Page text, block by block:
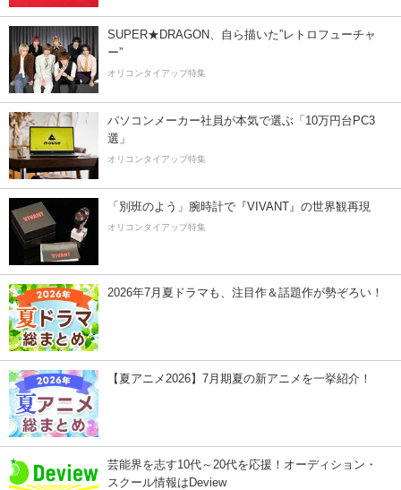
SUPER★DRAGON、自ら描いた”レトロフューチャ
ー”
オリコンタイアップ特集
パソコンメーカー社員が本気で選ぶ「10万円台PC3
選」
オリコンタイアップ特集
「別班のよう」腕時計で『VIVANT』の世界観再現
オリコンタイアップ特集
2026年7月夏ドラマも、注目作＆話題作が勢ぞろい！
【夏アニメ2026】7月期夏の新アニメを一挙紹介！
芸能界を志す10代～20代を応援！オーディション・
スクール情報はDeview